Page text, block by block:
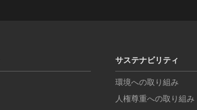
サステナビリティ
環境への取り組み
人権尊重への取り組み